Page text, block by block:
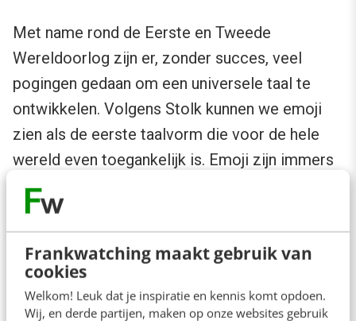
Frankwatching maakt gebruik van
cookies
Welkom! Leuk dat je inspiratie en kennis komt opdoen.
Wij, en derde partijen, maken op onze websites gebruik
Met name rond de Eerste en Tweede
Wereldoorlog zijn er, zonder succes, veel
pogingen gedaan om een universele taal te
ontwikkelen. Volgens Stolk kunnen we emoji
zien als de eerste taalvorm die voor de hele
wereld even toegankelijk is. Emoji zijn immers
op alle apparaten beschikbaar en kunnen op
dezelfde manier worden gebruikt.
Op veel internationale platforms, maar ook op
social media, vormen symbolen de brug tussen
verschillende talen. Taal speelt op Facebook